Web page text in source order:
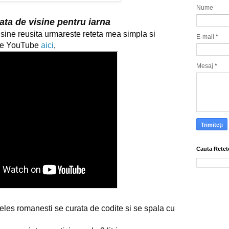
de visine pentru iarna
reusita urmareste reteta mea simpla si
YouTube aici,
romanesti se curata de codite si se spala cu
Nume
E-mail *
Mesaj *
Cauta